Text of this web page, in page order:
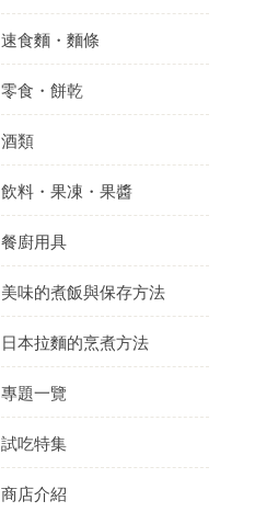
速食麵・麵條
零食・餅乾
酒類
飲料・果凍・果醬
餐廚用具
美味的煮飯與保存方法
日本拉麵的烹煮方法
專題一覽
試吃特集
商店介紹